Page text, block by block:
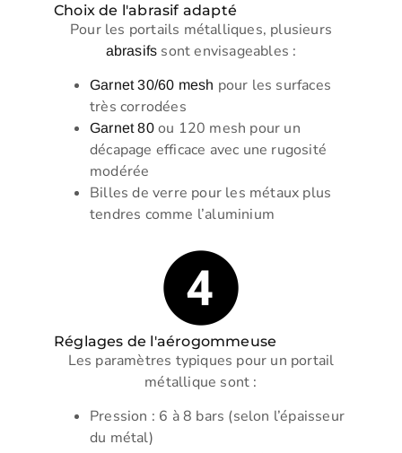
Choix de l'abrasif adapté
Pour les portails métalliques, plusieurs
abrasifs sont envisageables :
Garnet 30/60 mesh pour les surfaces
très corrodées
Garnet 80ou 120 mesh pour un
décapage efficace avec une rugosité
modérée
Billes de verre pour les métaux plus
tendres comme l’aluminium
Réglages de l'aérogommeuse
Les paramètres typiques pour un portail
métallique sont :
Pression : 6 à 8 bars (selon l’épaisseur
du métal)